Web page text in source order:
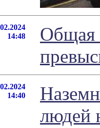
14:48
Общая
14:40
людей